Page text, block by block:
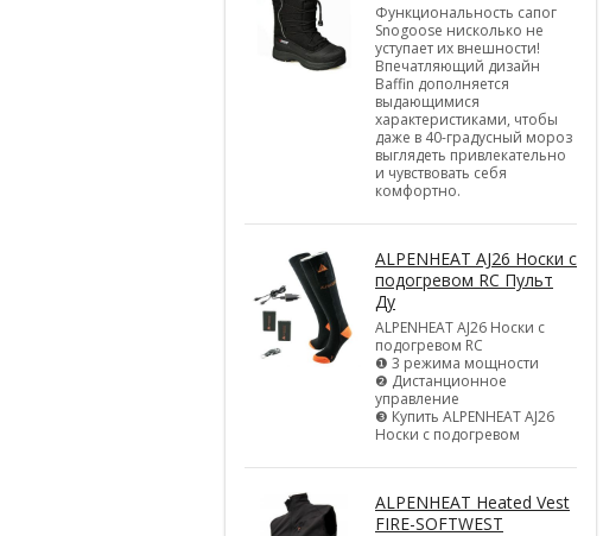
Функциональность сапог
Snogoose нисколько не
уступает их внешности!
Впечатляющий дизайн
Baffin дополняется
выдающимися
характеристиками, чтобы
даже в 40-градусный мороз
выглядеть привлекательно
и чувствовать себя
комфортно.
ALPENHEAT AJ26 Носки с
подогревом RC Пульт
Ду
ALPENHEAT AJ26 Носки с
подогревом RC
❶ 3 режима мощности
❷ Дистанционное
управление
❸ Купить ALPENHEAT AJ26
Носки с подогревом
ALPENHEAT Heated Vest
FIRE-SOFTWEST